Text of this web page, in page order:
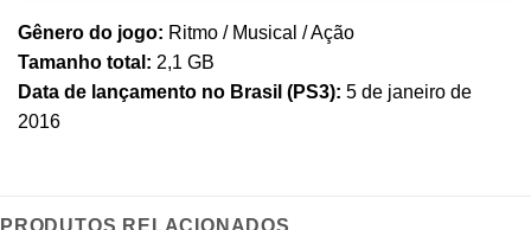
Gênero do jogo: Ritmo / Musical / Ação
Tamanho total: 2,1 GB
Data de lançamento no Brasil (PS3): 5 de janeiro de
2016
PRODUTOS RELACIONADOS